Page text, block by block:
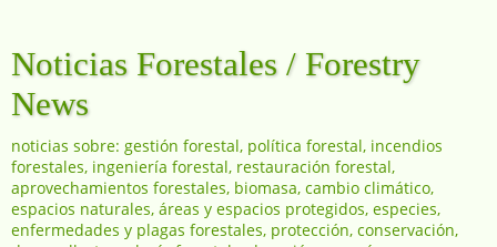
Noticias Forestales / Forestry
News
noticias sobre: gestión forestal, política forestal, incendios
forestales, ingeniería forestal, restauración forestal,
aprovechamientos forestales, biomasa, cambio climático,
espacios naturales, áreas y espacios protegidos, especies,
enfermedades y plagas forestales, protección, conservación,